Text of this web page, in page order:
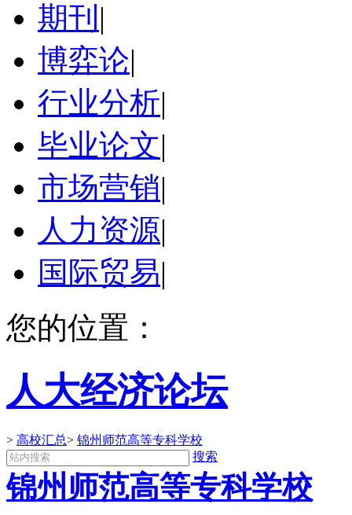
期刊 |
博弈论|
行业分析|
毕业论文|
市场营销|
人力资源|
国际贸易|
您的位置：
人大经济论坛
> 高校汇总> 锦州师范高等专科学校
搜索
锦州师范高等专科学校